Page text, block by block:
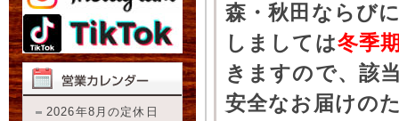
2026年8月の定休日
森・秋田ならび
しましては冬季
きますので、該
安全なお届けの